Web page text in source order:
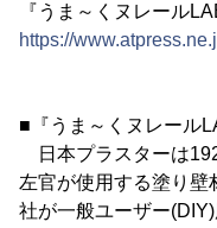
『うま～くヌレール
https://
■『うま～くヌレール
日本プラスターは
左官が使用する塗り壁
社が一般ユーザー